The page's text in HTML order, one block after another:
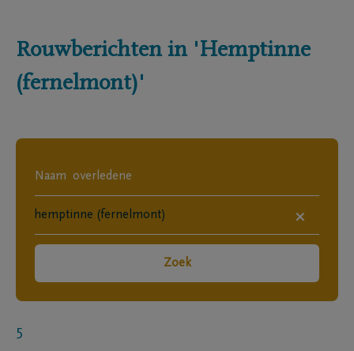
Rouwberichten in 'Hemptinne
(fernelmont)'
×
Zoek
5